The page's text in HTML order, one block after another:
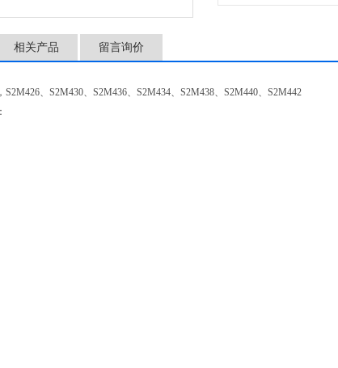
相关产品 留言询价
、S2M430、S2M436、S2M434、S2M438、S2M440、S2M442